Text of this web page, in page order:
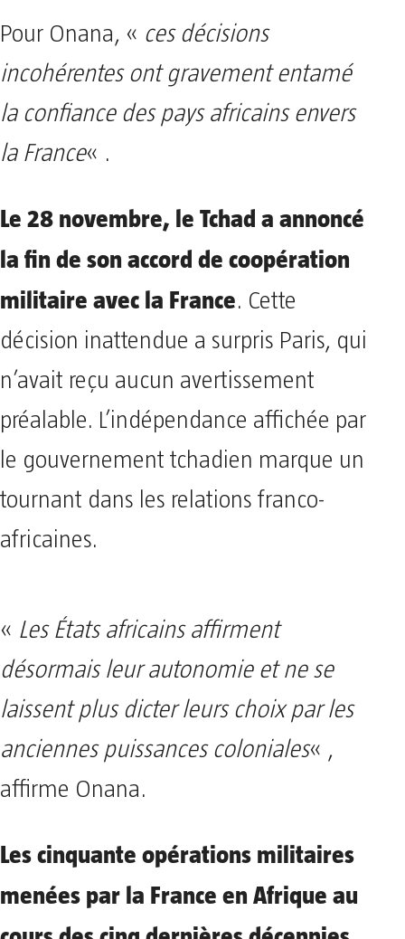
Pour Onana, « ces décisions
incohérentes ont gravement entamé
la confiance des pays africains envers
la France« .
Le 28 novembre, le Tchad a annoncé
la fin de son accord de coopération
militaire avec la France. Cette
décision inattendue a surpris Paris, qui
n’avait reçu aucun avertissement
préalable. L’indépendance affichée par
le gouvernement tchadien marque un
tournant dans les relations franco-
africaines.
« Les États africains affirment
désormais leur autonomie et ne se
laissent plus dicter leurs choix par les
anciennes puissances coloniales« ,
affirme Onana.
Les cinquante opérations militaires
menées par la France en Afrique au